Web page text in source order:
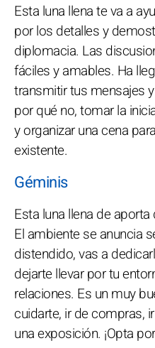
Esta luna llena te va a
por los detalles y
diplomacia. Las
fáciles y amables. Ha
transmitir tus mensajes
por qué no, tomar la
y organizar una cena
existente.
Géminis
Esta luna llena de
El ambiente se anuncia
distendido, vas a
dejarte llevar por tu
relaciones. Es un muy
cuidarte, ir de compras,
una exposición. ¡Opta